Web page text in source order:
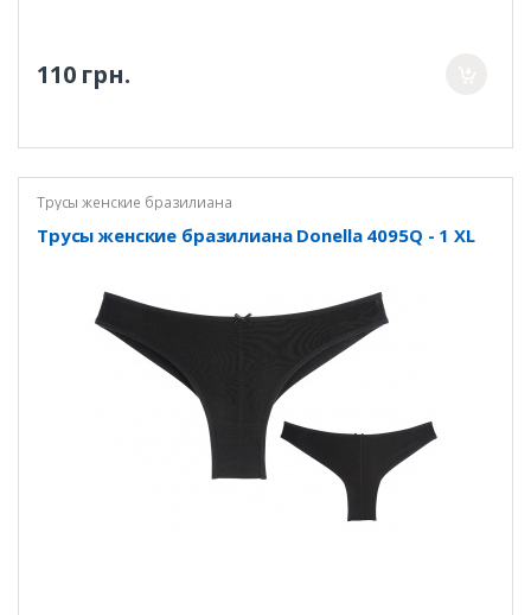
110 грн.
Трусы женские бразилиана
Трусы женские бразилиана Donella 4095Q - 1 XL